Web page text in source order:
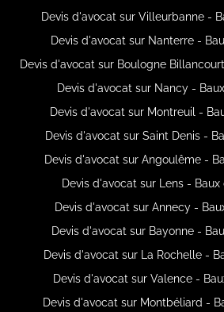
Devis d'avocat sur Villeurbanne -
Devis d'avocat sur Nanterre -
Devis d'avocat sur Boulogne
Devis d'avocat sur Nancy -
Devis d'avocat sur Montreuil -
Devis d'avocat sur Saint Denis -
Devis d'avocat sur Angoulême -
Devis d'avocat sur Lens -
Devis d'avocat sur Annecy -
Devis d'avocat sur Bayonne -
Devis d'avocat sur La Rochelle -
Devis d'avocat sur Valence -
Devis d'avocat sur Montbéliard -